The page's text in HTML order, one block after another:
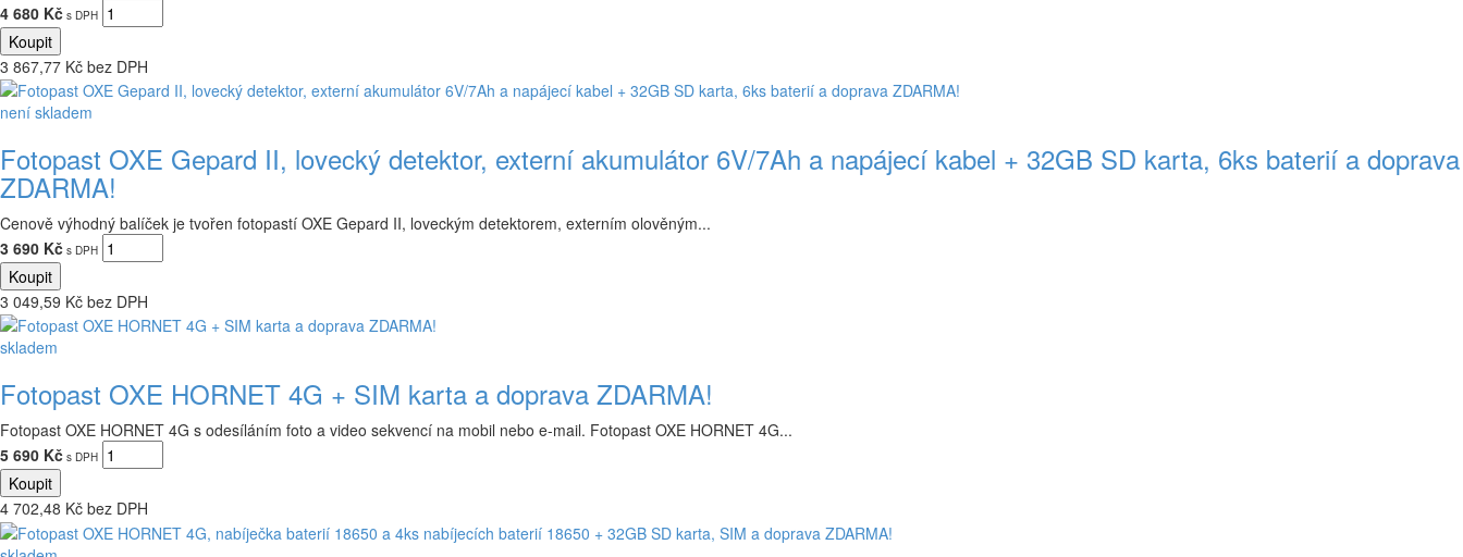
4 680 Kč s DPH
3 867,77 Kč bez DPH
není skladem
Fotopast OXE Gepard II, lovecký detektor, externí akumulátor 6V/7Ah a napájecí kabel + 32GB SD karta, 6ks baterií a doprava
ZDARMA!
Cenově výhodný balíček je tvořen fotopastí OXE Gepard II, loveckým detektorem, externím olověným...
3 690 Kč s DPH
3 049,59 Kč bez DPH
skladem
Fotopast OXE HORNET 4G + SIM karta a doprava ZDARMA!
Fotopast OXE HORNET 4G s odesíláním foto a video sekvencí na mobil nebo e-mail. Fotopast OXE HORNET 4G...
5 690 Kč s DPH
4 702,48 Kč bez DPH